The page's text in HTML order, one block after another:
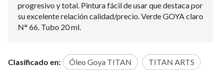
progresivo y total. Pintura fácil de usar que destaca por
su excelente relación calidad/precio. Verde GOYA claro
N° 66. Tubo 20 ml.
Clasificado en: Óleo Goya TITAN TITAN ARTS